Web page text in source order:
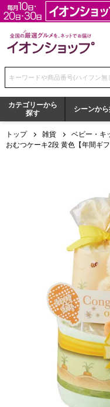
全国の厳選グルメを、ネ
検索キーワードまたは商品番号
カテゴリーから
探す
シーンか
トップ 雑貨 ベビー・キ
おむつケーキ2段 黄色【年間ギフ